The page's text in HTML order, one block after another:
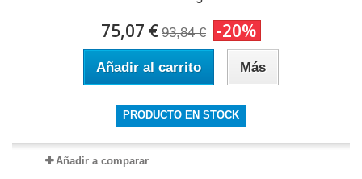
75,07 € 93,84 € -20%
Añadir al carrito Más
PRODUCTO EN STOCK
Añadir a comparar